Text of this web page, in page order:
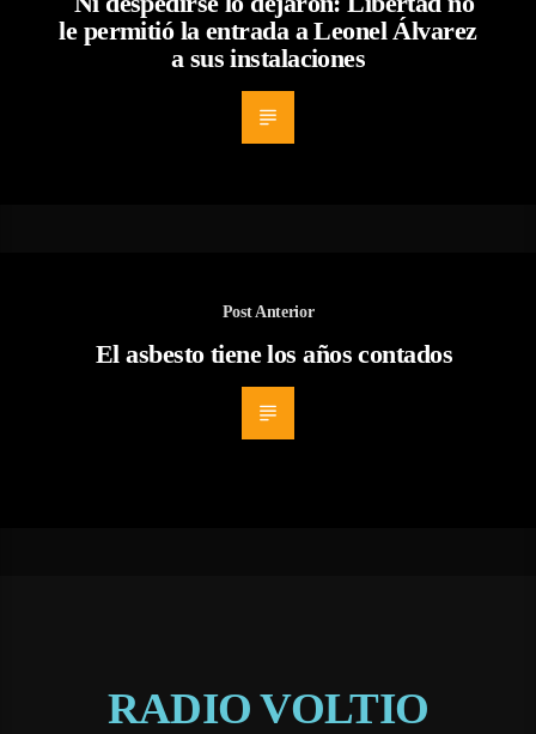
le permitió la entrada a Leonel Álvarez
a sus instalaciones
Post Anterior
El asbesto tiene los años contados
RADIO VOLTIO